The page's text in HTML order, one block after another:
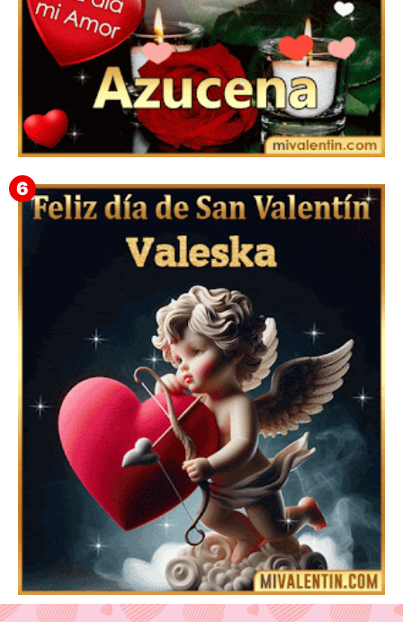
Feliz San Valentín Azucena